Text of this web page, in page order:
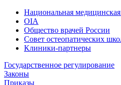
Национальная медицинская
OIA
Общество врачей России
Совет остеопатических
Клиники-партнеры
Государственное регулирование
Законы
Приказы